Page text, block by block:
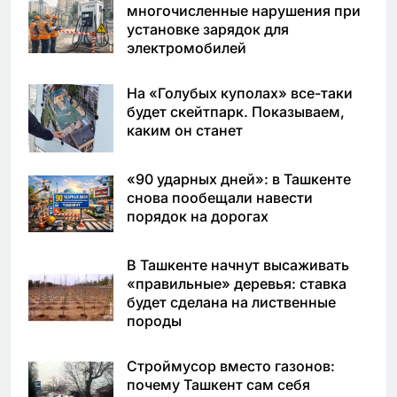
многочисленные нарушения при
установке зарядок для
электромобилей
На «Голубых куполах» все-таки
будет скейтпарк. Показываем,
каким он станет
«90 ударных дней»: в Ташкенте
снова пообещали навести
порядок на дорогах
В Ташкенте начнут высаживать
«правильные» деревья: ставка
будет сделана на лиственные
породы
Строймусор вместо газонов:
почему Ташкент сам себя